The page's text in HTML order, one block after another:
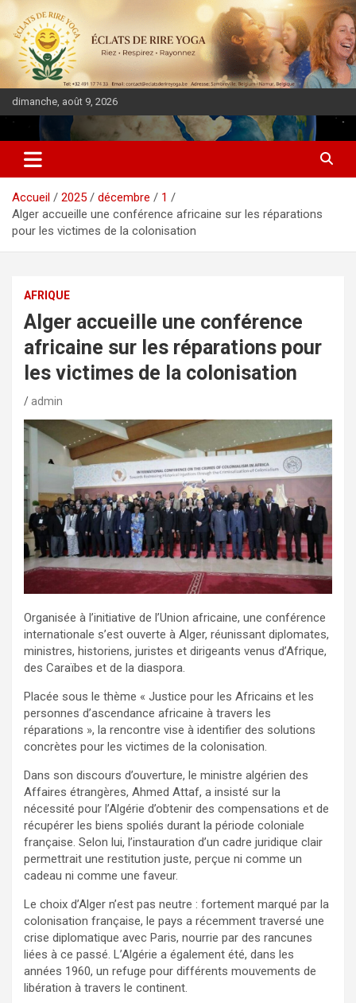
dimanche, août 9, 2026
DIASPORA PULSE
Accueil 2025 décembre
1
Alger accueille une conférence africaine sur les réparations
pour les victimes de la colonisation
AFRIQUE
Alger accueille une conférence
africaine sur les réparations pour
les victimes de la colonisation
admin
Organisée à l’initiative de l’Union africaine, une conférence
internationale s’est ouverte à Alger, réunissant diplomates,
ministres, historiens, juristes et dirigeants venus d’Afrique,
des Caraïbes et de la diaspora.
Placée sous le thème « Justice pour les Africains et les
personnes d’ascendance africaine à travers les
réparations », la rencontre vise à identifier des solutions
concrètes pour les victimes de la colonisation.
Dans son discours d’ouverture, le ministre algérien des
Affaires étrangères, Ahmed Attaf, a insisté sur la
nécessité pour l’Algérie d’obtenir des compensations et de
récupérer les biens spoliés durant la période coloniale
française. Selon lui, l’instauration d’un cadre juridique clair
permettrait une restitution juste, perçue ni comme un
cadeau ni comme une faveur.
Le choix d’Alger n’est pas neutre : fortement marqué par la
colonisation française, le pays a récemment traversé une
crise diplomatique avec Paris, nourrie par des rancunes
liées à ce passé. L’Algérie a également été, dans les
années 1960, un refuge pour différents mouvements de
libération à travers le continent.